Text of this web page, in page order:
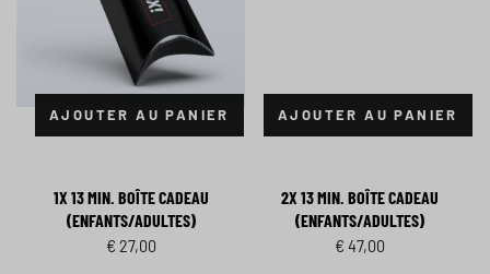
AJOUTER AU PANIER
1X 13 MIN. BOÎTE CADEAU
(ENFANTS/ADULTES)
€ 27,00
AJOUTER AU PANIER
2X 13 MIN. BOÎTE CADEAU
(ENFANTS/ADULTES)
€ 47,00